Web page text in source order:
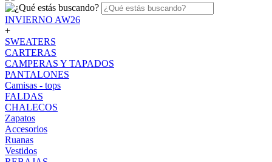
INVIERNO AW26
+
SWEATERS
CARTERAS
CAMPERAS Y TAPADOS
PANTALONES
Camisas - tops
FALDAS
CHALECOS
Zapatos
Accesorios
Ruanas
Vestidos